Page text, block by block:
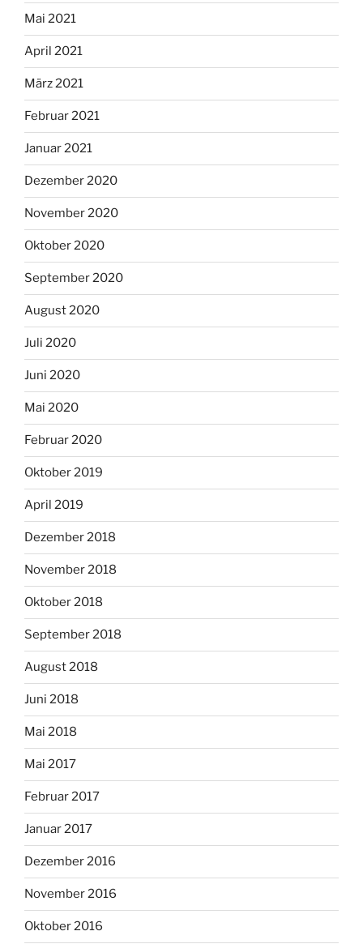
Mai 2021
April 2021
März 2021
Februar 2021
Januar 2021
Dezember 2020
November 2020
Oktober 2020
September 2020
August 2020
Juli 2020
Juni 2020
Mai 2020
Februar 2020
Oktober 2019
April 2019
Dezember 2018
November 2018
Oktober 2018
September 2018
August 2018
Juni 2018
Mai 2018
Mai 2017
Februar 2017
Januar 2017
Dezember 2016
November 2016
Oktober 2016